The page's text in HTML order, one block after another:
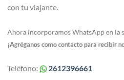
con tu viajante.
Ahora incorporamos WhatsApp en la
¡Agréganos como contacto para recibir
Teléfono: 2612396661